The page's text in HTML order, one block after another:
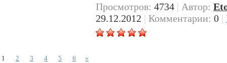
Просмотров: 4734 | Автор:
29.12.2012 | Комментарии: 0 |
1 2 3 4 5 6 »